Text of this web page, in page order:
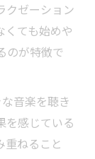
クゼーション
くても始めや
のが特徴で
音楽を聴き
を感じている
重ねること